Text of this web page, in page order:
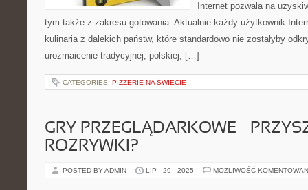
Internet pozwala na
tym także z zakresu gotowania. Aktualnie każdy użytkownik
kulinaria z dalekich państw, które standardowo nie zostałyby
urozmaicenie tradycyjnej, polskiej, […]
CATEGORIES: PIZZERIE NA ŚWIECIE
GRY PRZEGLĄDARKOWE –
ROZRYWKI?
POSTED BY ADMIN LIP - 29 - 2025 MOŻLIWOŚĆ